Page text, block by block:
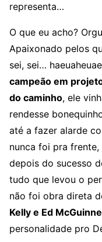
representa…
O que eu acho?
Apaixonado pelos
sei, sei…
campeão em
do caminho, ele
rendesse
até a fazer alarde
nunca foi pra frente,
depois do sucesso
tudo que levou o
não foi obra direta
Kelly e Ed
personalidade pro